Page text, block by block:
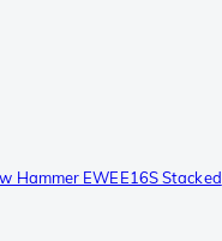
Hammer EWEE16S Stacked